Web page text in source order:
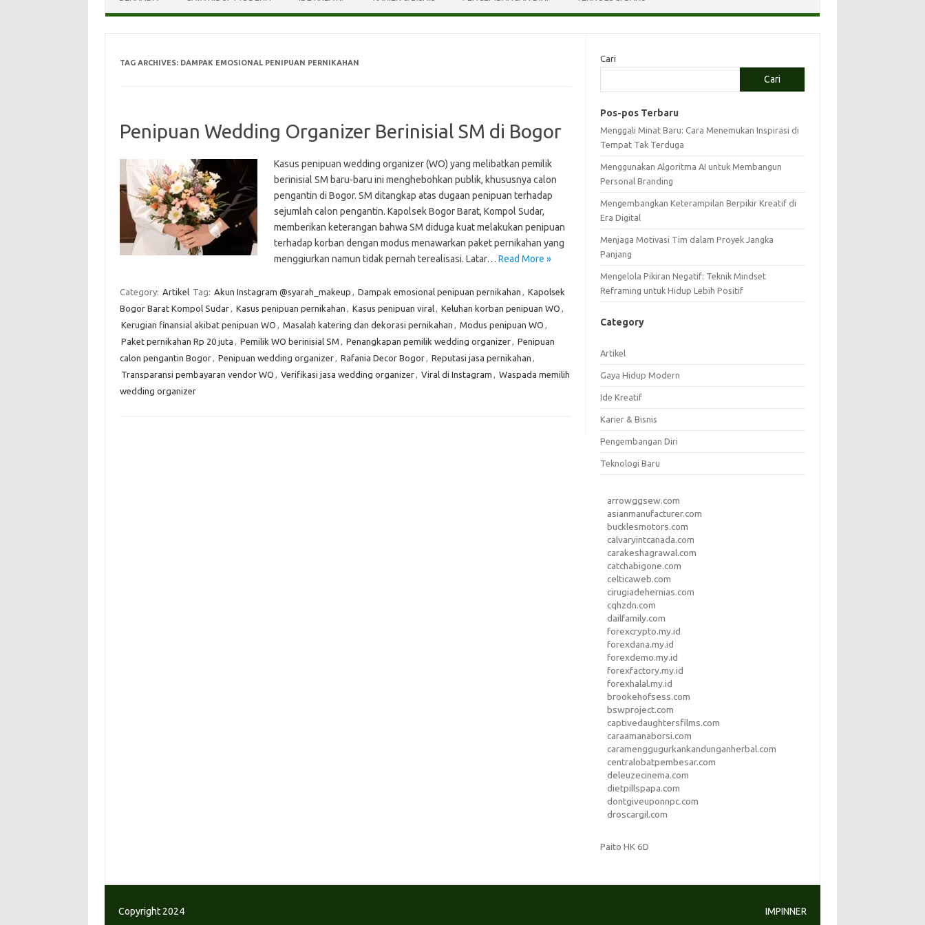
TAG ARCHIVES: DAMPAK EMOSIONAL PENIPUAN PERNIKAHAN
Penipuan Wedding Organizer Berinisial SM di Bogor
Kasus penipuan wedding organizer (WO) yang melibatkan pemilik
berinisial SM baru-baru ini menghebohkan publik, khususnya calon
pengantin di Bogor. SM ditangkap atas dugaan penipuan terhadap
sejumlah calon pengantin. Kapolsek Bogor Barat, Kompol Sudar,
memberikan keterangan bahwa SM diduga kuat melakukan penipuan
terhadap korban dengan modus menawarkan paket pernikahan yang
menggiurkan namun tidak pernah terealisasi. Latar… Read More »
Category: Artikel Tag: Akun Instagram @syarah_makeup , Dampak emosional penipuan pernikahan , Kapolsek
Bogor Barat Kompol Sudar, Kasus penipuan pernikahan , Kasus penipuan viral, Keluhan korban penipuan WO ,
Kerugian finansial akibat penipuan WO , Masalah katering dan dekorasi pernikahan , Modus penipuan WO ,
Paket pernikahan Rp 20 juta , Pemilik WO berinisial SM , Penangkapan pemilik wedding organizer, Penipuan
calon pengantin Bogor, Penipuan wedding organizer, Rafania Decor Bogor, Reputasi jasa pernikahan ,
Transparansi pembayaran vendor WO , Verifikasi jasa wedding organizer, Viral di Instagram , Waspada memilih
wedding organizer
Cari
Cari
Pos-pos Terbaru
Menggali Minat Baru: Cara Menemukan Inspirasi di
Tempat Tak Terduga
Menggunakan Algoritma AI untuk Membangun
Personal Branding
Mengembangkan Keterampilan Berpikir Kreatif di
Era Digital
Menjaga Motivasi Tim dalam Proyek Jangka
Panjang
Mengelola Pikiran Negatif: Teknik Mindset
Reframing untuk Hidup Lebih Positif
Category
Artikel
Gaya Hidup Modern
Ide Kreatif
Karier & Bisnis
Pengembangan Diri
Teknologi Baru
arrowggsew.com
asianmanufacturer.com
bucklesmotors.com
calvaryintcanada.com
carakeshagrawal.com
catchabigone.com
celticaweb.com
cirugiadehernias.com
cqhzdn.com
dailfamily.com
forexcrypto.my.id
forexdana.my.id
forexdemo.my.id
forexfactory.my.id
forexhalal.my.id
brookehofsess.com
bswproject.com
captivedaughtersfilms.com
caraamanaborsi.com
caramenggugurkankandunganherbal.com
centralobatpembesar.com
deleuzecinema.com
dietpillspapa.com
dontgiveuponnpc.com
droscargil.com
Paito HK 6D
Copyright 2024 IMPINNER